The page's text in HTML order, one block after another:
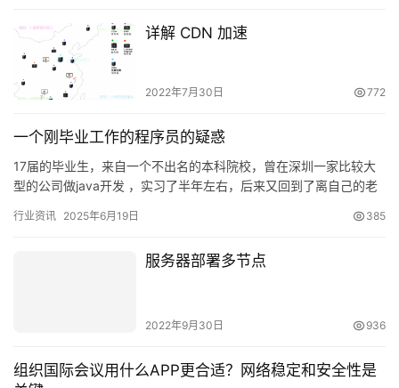
详解 CDN 加速
2022年7月30日 772
一个刚毕业工作的程序员的疑惑
17届的毕业生，来自一个不出名的本科院校，曾在深圳一家比较大
型的公司做java开发 ，实习了半年左右，后来又回到了离自己的老
行业资讯 2025年6月19日 385
服务器部署多节点
2022年9月30日 936
组织国际会议用什么APP更合适？网络稳定和安全性是